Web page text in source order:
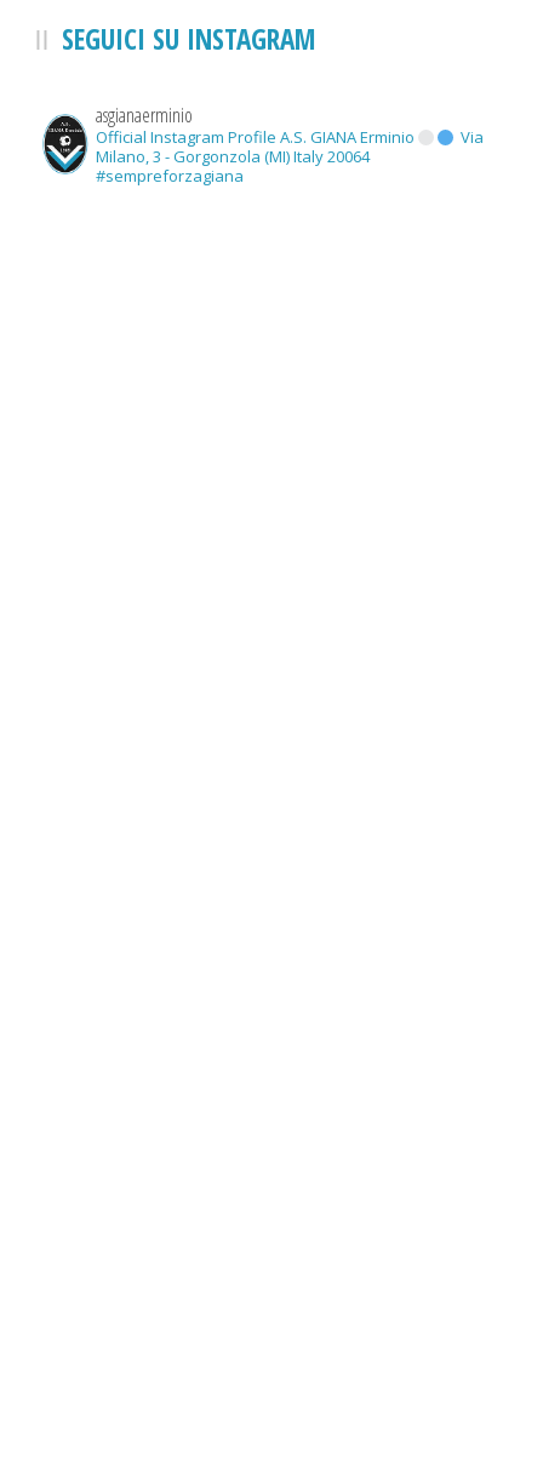
SEGUICI SU INSTAGRAM
asgianaerminio
Official Instagram Profile A.S. GIANA Erminio
Via
Milano, 3 - Gorgonzola (MI) Italy 20064
#sempreforzagiana